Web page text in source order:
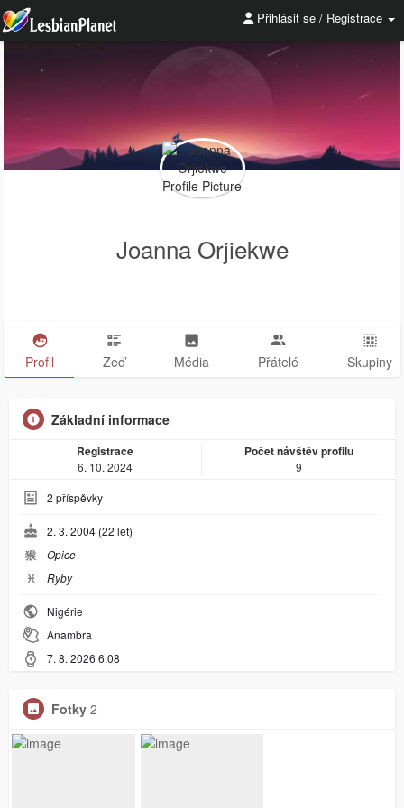
Přihlásit se / Registrace
Joanna Orjiekwe
Profil Zeď Média Přátelé Skupiny
Základní informace
Registrace
6. 10. 2024
Počet návštěv profilu
9
2 příspěvky
2. 3. 2004 (22 let)
猴 Opice
♓︎ Ryby
Nigérie
Anambra
7. 8. 2026 6:08
Fotky 2